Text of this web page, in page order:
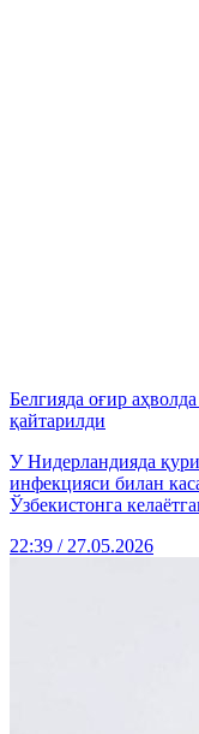
Белгияда оғир
қайтарилди
У Нидерландияда
инфекцияси билан
Ўзбекистонга
22:39 / 27.05.2026